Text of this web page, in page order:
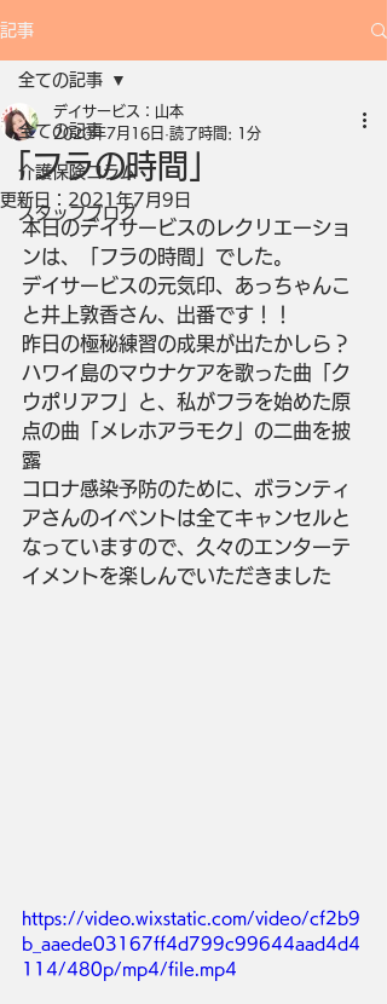
記事
全ての記事
介護保険コラム
スタッフブログ
全ての記事
「フラの時間」
デイサービス：山本
2020年7月16日 読了時間: 1分
更新日： 2021年7月9日
本日のデイサービスのレクリエーショ
ンは、「フラの時間」でした。
デイサービスの元気印、あっちゃんこ
と井上敦香さん、出番です！！
昨日の極秘練習の成果が出たかしら？
ハワイ島のマウナケアを歌った曲「ク
ウポリアフ」と、私がフラを始めた原
点の曲「メレホアラモク」の二曲を披
露
コロナ感染予防のために、ボランティ
アさんのイベントは全てキャンセルと
なっていますので、久々のエンターテ
イメントを楽しんでいただきました
https://video.wixstatic.com/video/cf2b9
b_aaede03167ff4d799c99644aad4d4
114/480p/mp4/file.mp4